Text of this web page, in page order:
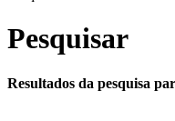
Pesquisar
Resultados da pesquisa